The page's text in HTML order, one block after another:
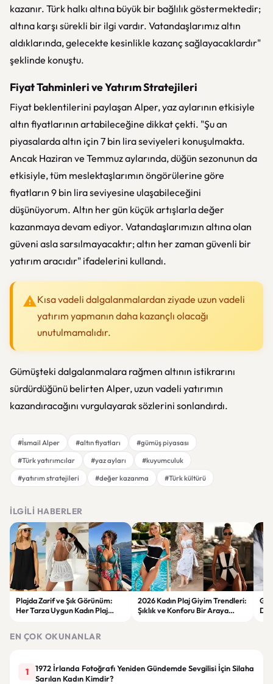
kazanır. Türk halkı altına büyük bir bağlılık göstermektedir;
altına karşı sürekli bir ilgi vardır. Vatandaşlarımız altın
aldıklarında, gelecekte kesinlikle kazanç sağlayacaklardır"
şeklinde konuştu.
Fiyat Tahminleri ve Yatırım Stratejileri
Fiyat beklentilerini paylaşan Alper, yaz aylarının etkisiyle
altın fiyatlarının artabileceğine dikkat çekti. "Şu an
piyasalarda altın için 7 bin lira seviyeleri konuşulmakta.
Ancak Haziran ve Temmuz aylarında, düğün sezonunun da
etkisiyle, tüm meslektaşlarımın öngörülerine göre
fiyatların 9 bin lira seviyesine ulaşabileceğini
düşünüyorum. Altın her gün küçük artışlarla değer
kazanmaya devam ediyor. Vatandaşlarımızın altına olan
güveni asla sarsılmayacaktır; altın her zaman güvenli bir
yatırım aracıdır" ifadelerini kullandı.
Kısa vadeli dalgalanmalardan ziyade uzun vadeli
yatırım yapmanın daha kazançlı olacağı
unutulmamalıdır.
Gümüşteki dalgalanmalara rağmen altının istikrarını
sürdürdüğünü belirten Alper, uzun vadeli yatırımın
kazandıracağını vurgulayarak sözlerini sonlandırdı.
#İsmail Alper #altın fiyatları
#gümüş piyasası
#Türk yatırımcılar
#yaz ayları
#kuyumculuk
#yatırım stratejileri
#değer kazanma #Türk kültürü
İLGILI HABERLER
Plajda Zarif ve Şık Görünüm:
Her Tarza Uygun Kadın Plaj
2026 Kadın Plaj Giyim Trendleri:
Şıklık ve Konforu Bir Araya
EN ÇOK OKUNANLAR
1
1972 İrlanda Fotoğrafı Yeniden Gündemde Sevgilisi İçin Silaha
Sarılan Kadın Kimdir?